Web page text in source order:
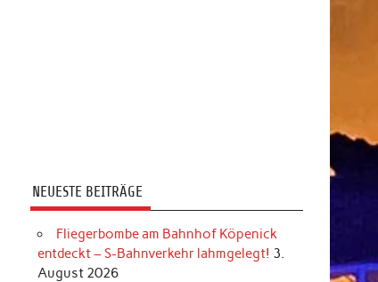
NEUESTE BEITRÄGE
Fliegerbombe am Bahnhof Köpenick
entdeckt – S-Bahnverkehr lahmgelegt! 3.
August 2026